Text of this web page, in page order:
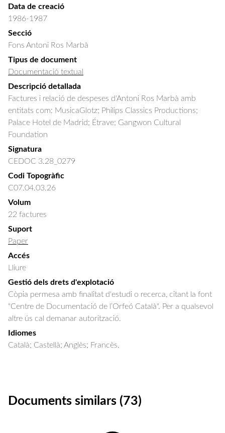
Data de creació
1986-1987
Secció
Fons Antoni Ros Marbà
Tipus de document
Documentació textual
Descripció detallada
Factures i relació de despeses d'Antoni Ros Marbà amb
entitats com: MusicaGlotz; Philips Classics Productions;
Palace Hotel de Madrid; Étrave; Gangwon Cultural
Foundation
Signatura
CEDOC 3.28_0279
Codi Topogràfic
C07.04.03.26
Volum
22 factures
Suport
Paper
Accés
Lliure
Gestió dels drets d'explotació
Còpia permesa amb finalitat d'estudi o recerca, citant la font
"Centre de Documentació de l’Orfeó Català". Per a qualsevol
altre ús cal demanar autorització.
Idiomes
Català; Castellà; Anglès; Francès.
Documents similars (73)